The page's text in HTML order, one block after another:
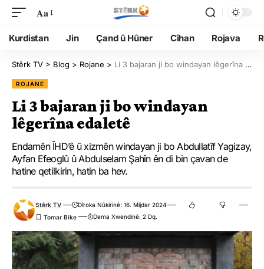
Aa
Kurdistan Jin Çand û Hûner Cîhan Rojava
Stêrk TV > Blog > Rojane > Li 3 bajaran ji bo windayan lêgerîna edaletê
ROJANE
Li 3 bajaran ji bo windayan
lêgerîna edaletê
Endamên ÎHD’ê û xizmên windayan ji bo Abdullatîf Yagizay,
Ayfan Efeoglû û Abdulselam Şahîn ên di bin çavan de
hatine qetilkirin, hatin ba hev.
Stêrk TV
Dîroka Nûkirinê: 16. Mijdar 2024
Dema Xwendinê: 2 Dq.